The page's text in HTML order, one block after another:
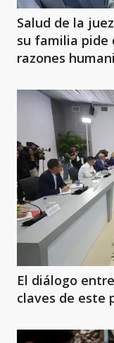
Salud de la
su familia pide
razones
El diálogo
claves de este